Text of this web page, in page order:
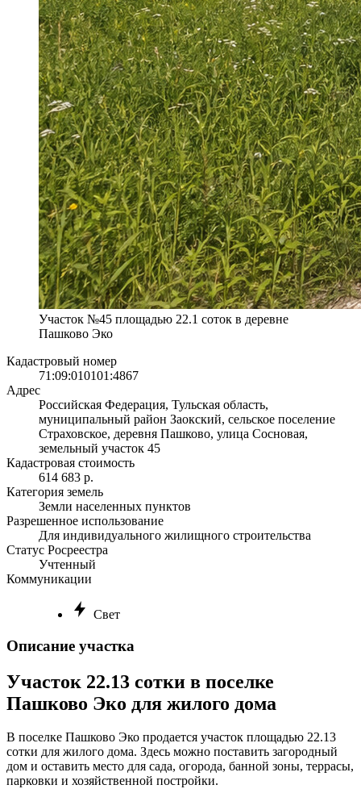
Участок №45 площадью 22.1 соток в деревне
Пашково Эко
Кадастровый номер
71:09:010101:4867
Адрес
Российская Федерация, Тульская область,
муниципальный район Заокский, сельское поселение
Страховское, деревня Пашково, улица Сосновая,
земельный участок 45
Кадастровая стоимость
614 683 р.
Категория земель
Земли населенных пунктов
Разрешенное использование
Для индивидуального жилищного строительства
Статус Росреестра
Учтенный
Коммуникации
Свет
Описание участка
Участок 22.13 сотки в поселке
Пашково Эко для жилого дома
В поселке Пашково Эко продается участок площадью 22.13
сотки для жилого дома. Здесь можно поставить загородный
дом и оставить место для сада, огорода, банной зоны, террасы,
парковки и хозяйственной постройки.